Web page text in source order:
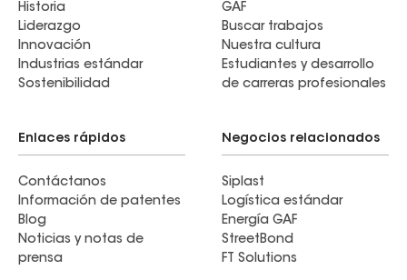
Historia
Liderazgo
Innovación
Industrias estándar
Sostenibilidad
GAF
Buscar trabajos
Nuestra cultura
Estudiantes y desarrollo
de carreras profesionales
Enlaces rápidos
Contáctanos
Información de patentes
Blog
Noticias y notas de
prensa
Negocios relacionados
Siplast
Logística estándar
Energía GAF
StreetBond
FT Solutions